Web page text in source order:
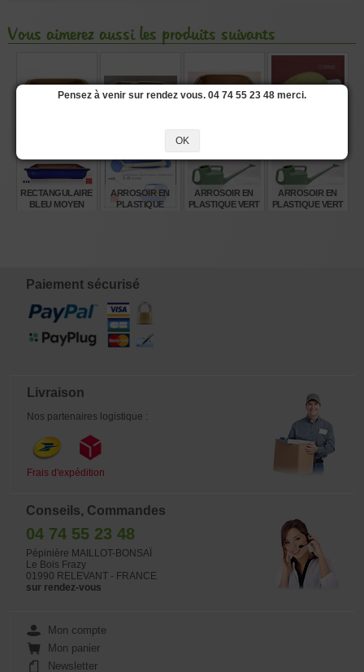
Vous aimerez aussi les produits suivants
10,00€ 10,00€ 10,00 6,80
RECTANGULAIRE
BLEU MOYEN
ARROSOIR EN
PLASTIQUE
ARROSOIR EN
PLASTIQUE VERT
ARROSOIR EN
PLASTIQUE VERT
Paiement sécurisé
Livraison
Nos partenaires logistique :
Frais d'expédition
Conseils, Commandes
04 74 55 23 48
Pépinière MAILLOT-BONSAÏ
Le Bois Frazy
01990 RELEVANT - FRANCE
sur rendez-vous
Mon compte
Mon panier
Newsletter
Pensez à venir sur rendez vous. 04 74 55 23 48 merci.
OK